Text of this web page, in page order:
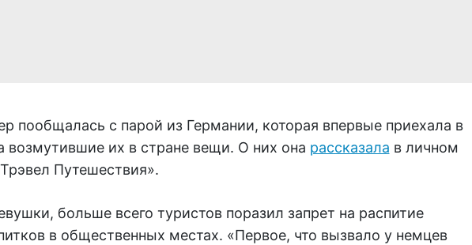
пообщалась с парой из Германии, которая впервые приехала в
возмутившие их в стране вещи. О них она рассказала в личном
Путешествия».
больше всего туристов поразил запрет на распитие
в общественных местах. «Первое, что вызвало у немцев